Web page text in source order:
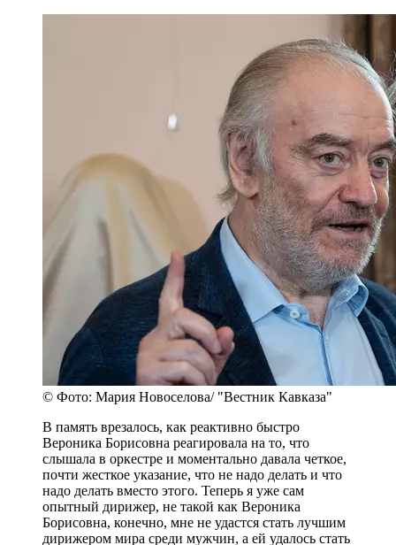
© Фото: Мария Новоселова/ "Вестник Кавказа"
В память врезалось, как реактивно быстро
Вероника Борисовна реагировала на то, что
слышала в оркестре и моментально давала четкое,
почти жесткое указание, что не надо делать и что
надо делать вместо этого. Теперь я уже сам
опытный дирижер, не такой как Вероника
Борисовна, конечно, мне не удастся стать лучшим
дирижером мира среди мужчин, а ей удалось стать